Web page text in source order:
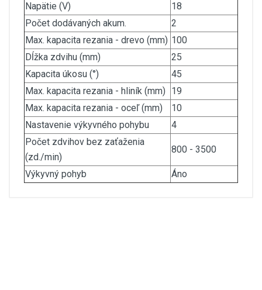
Napätie (V)
18
Počet dodávaných akum.
2
Max. kapacita rezania - drevo (mm) 100
Dĺžka zdvihu (mm)
25
Kapacita úkosu (°)
45
Max. kapacita rezania - hliník (mm) 19
Max. kapacita rezania - oceľ (mm)
10
Nastavenie výkyvného pohybu
4
Počet zdvihov bez zaťaženia
(zd./min)
800 - 3500
Výkyvný pohyb Áno